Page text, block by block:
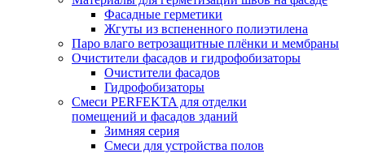
Фасадные герметики
Жгуты из вспененного полиэтилена
Паро влаго ветрозащитные плёнки и мембраны
Очистители фасадов и гидрофобизаторы
Очистители фасадов
Гидрофобизаторы
Смеси PERFEKTA для отделки
помещений и фасадов зданий
Зимняя серия
Смеси для устройства полов